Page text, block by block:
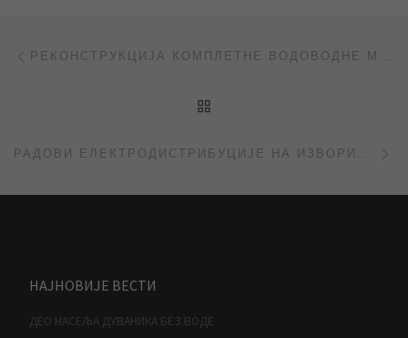
Post navigation РЕКОНСТРУКЦИЈА КОМПЛЕТНЕ ВОДОВОДНЕ МРЕЖЕ У НАСЕЉУ РУЖE ШУЛМАН
НАЈНОВИЈЕ ВЕСТИ
ДЕО НАСЕЉА ДУВАНИКА БЕЗ ВОДЕ